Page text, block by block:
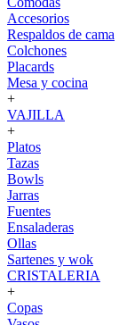
Accesorios
Respaldos de cama
Colchones
Placards
Mesa y cocina
+
VAJILLA
+
Platos
Tazas
Bowls
Jarras
Fuentes
Ensaladeras
Ollas
Sartenes y wok
CRISTALERIA
+
Copas